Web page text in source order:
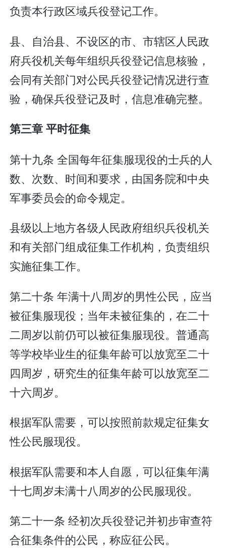
负责本行政区域兵役登记工作。
县、自治县、不设区的市、市辖区人民政
府兵役机关每年组织兵役登记信息核验，
会同有关部门对公民兵役登记情况进行查
验，确保兵役登记及时，信息准确完整。
第三章 平时征集
第十九条 全国每年征集服现役的士兵的人
数、次数、时间和要求，由国务院和中央
军事委员会的命令规定。
县级以上地方各级人民政府组织兵役机关
和有关部门组成征集工作机构，负责组织
实施征集工作。
第二十条 年满十八周岁的男性公民，应当
被征集服现役；当年未被征集的，在二十
二周岁以前仍可以被征集服现役。普通高
等学校毕业生的征集年龄可以放宽至二十
四周岁，研究生的征集年龄可以放宽至二
十六周岁。
根据军队需要，可以按照前款规定征集女
性公民服现役。
根据军队需要和本人自愿，可以征集年满
十七周岁未满十八周岁的公民服现役。
第二十一条 经初次兵役登记并初步审查符
合征集条件的公民，称应征公民。